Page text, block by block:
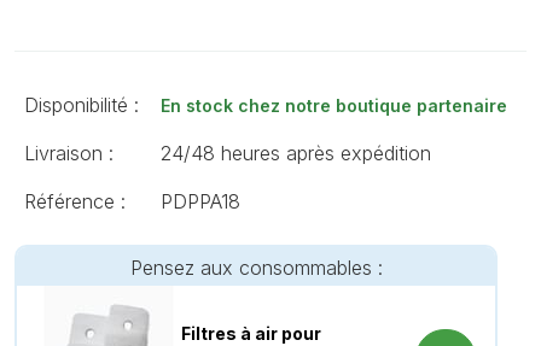
Disponibilité : En stock chez notre boutique partenaire
Livraison :
24/48 heures après expédition
Référence :
PDPPA18
Pensez aux consommables :
Filtres à air pour